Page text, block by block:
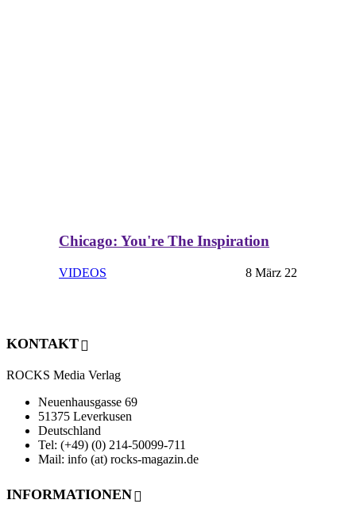
Chicago: You're The Inspiration
VIDEOS 8 März 22
KONTAKT
ROCKS Media Verlag
Neuenhausgasse 69
51375 Leverkusen
Deutschland
Tel: (+49) (0) 214-50099-711
Mail: info (at) rocks-magazin.de
INFORMATIONEN